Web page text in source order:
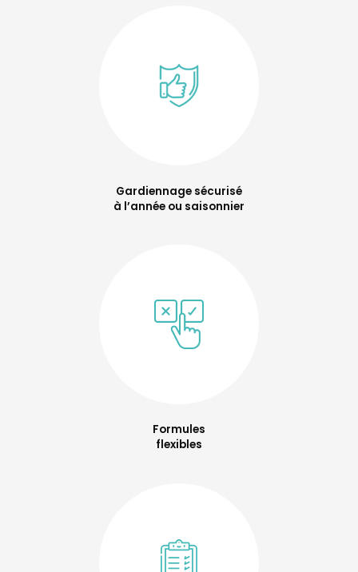
Gardiennage sécurisé
à l’année ou saisonnier
Formules
flexibles